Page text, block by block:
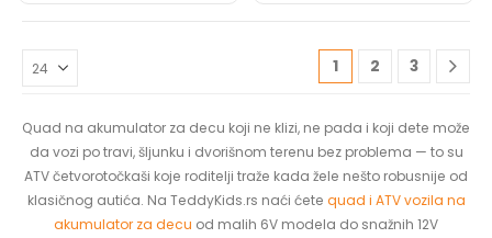
1 2 3
Quad na akumulator za decu koji ne klizi, ne pada i koji dete može
da vozi po travi, šljunku i dvorišnom terenu bez problema — to su
ATV četvorotočkaši koje roditelji traže kada žele nešto robusnije od
klasičnog autića. Na TeddyKids.rs naći ćete quad i ATV vozila na
akumulator za decu od malih 6V modela do snažnih 12V